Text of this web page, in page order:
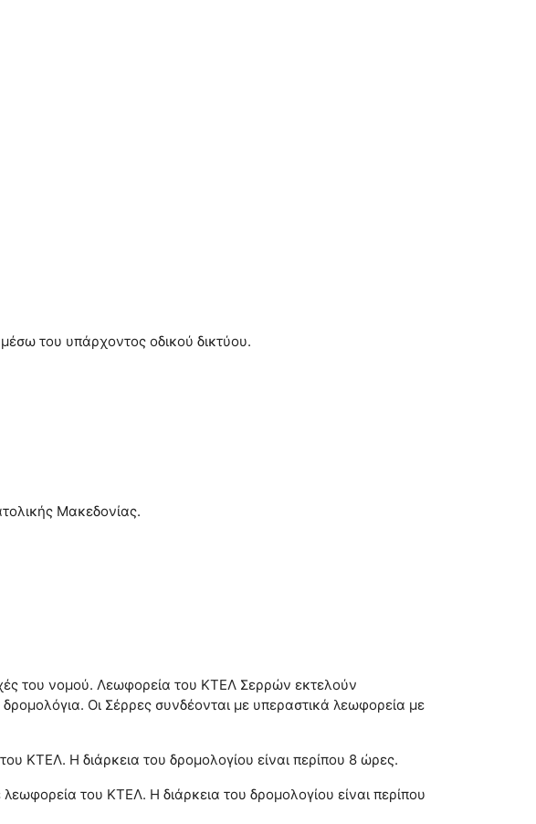
του υπάρχοντος οδικού δικτύου.
Μακεδονίας.
του νομού. Λεωφορεία του ΚΤΕΛ Σερρών εκτελούν
Οι Σέρρες συνδέονται με υπεραστικά λεωφορεία με
ΚΤΕΛ. Η διάρκεια του δρομολογίου είναι περίπου 8 ώρες.
του ΚΤΕΛ. Η διάρκεια του δρομολογίου είναι περίπου